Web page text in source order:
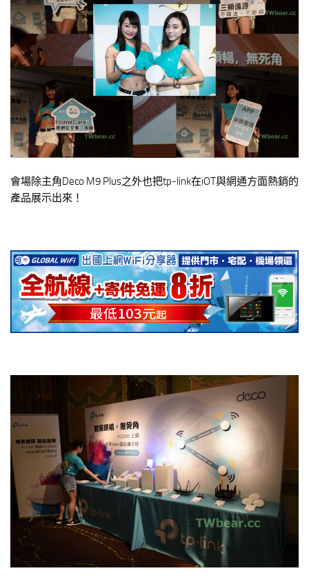
會場除主角Deco M9 Plus之外也把tp-link在iOT與網通方面熱銷的
產品展示出來！